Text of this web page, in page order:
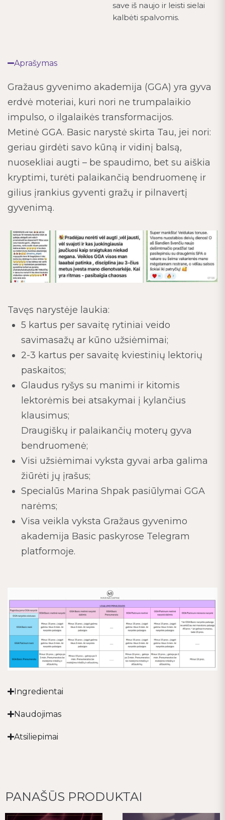
save iš naujo ir leisti sielai
kalbėti spalvomis.
Aprašymas
Gražaus gyvenimo akademija (GGA) yra gyva
erdvė moteriai, kuri nori ne trumpalaikio
impulso, o ilgalaikės transformacijos.
Metinė GGA. Basic narystė skirta Tau, jei nori:
geriau girdėti savo kūną ir vidinį balsą,
nuosekliai augti – be spaudimo, bet su aiškia
kryptimi, turėti palaikančią bendruomenę ir
gilius įrankius gyventi gražų ir pilnavertį
gyvenimą.
Tavęs narystėje laukia:
5 kartus per savaitę rytiniai veido
savimasažų ar kūno užsiėmimai;
2-3 kartus per savaitę kviestinių lektorių
paskaitos;
Glaudus ryšys su manimi ir kitomis
lektorėmis bei atsakymai į kylančius
klausimus;
Draugiškų ir palaikančių moterų gyva
bendruomenė;
Visi užsiėmimai vyksta gyvai arba galima
žiūrėti jų įrašus;
Specialūs Marina Shpak pasiūlymai GGA
narėms;
Visa veikla vyksta Gražaus gyvenimo
akademija Basic paskyrose Telegram
platformoje.
Ingredientai
Naudojimas
Atsiliepimai
PANAŠŪS PRODUKTAI